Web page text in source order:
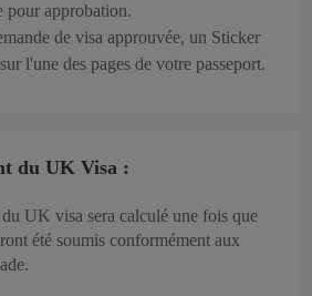
pour approbation.
de visa approuvée, un Sticker
l'une des pages de votre passeport.
du UK Visa :
UK visa sera calculé une fois que
été soumis conformément aux